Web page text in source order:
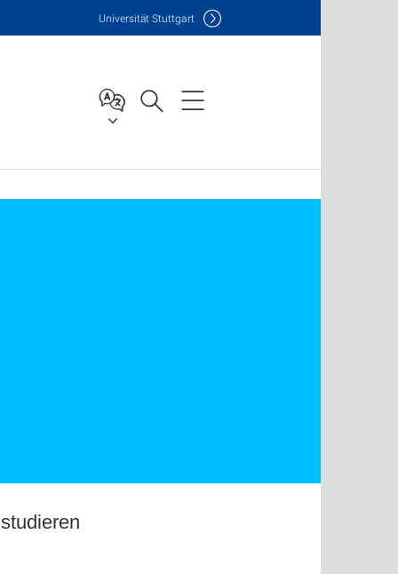
Universität Stuttgart